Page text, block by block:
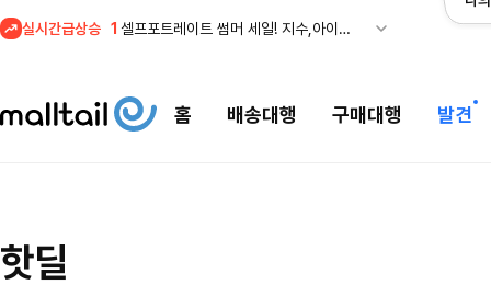
실시간급상승 1
셀프포트레이트 썸머 세일! 지수,아이유 착용 + 관세내 특가
홈 배송대행 구매대행 발견
핫딜착용 + 관세내 특가
$200.00